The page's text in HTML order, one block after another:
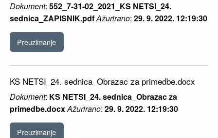
Dokument: 552_7-31-02_2021_KS NETSI_24.
sednica_ZAPISNIK.pdfAžurirano: 29. 9. 2022. 12:19:30
Preuzimanje
KS NETSI_24. sednica_Obrazac za primedbe.docx
Dokument: KS NETSI_24. sednica_Obrazac za
primedbe.docxAžurirano: 29. 9. 2022. 12:19:30
Preuzimanje